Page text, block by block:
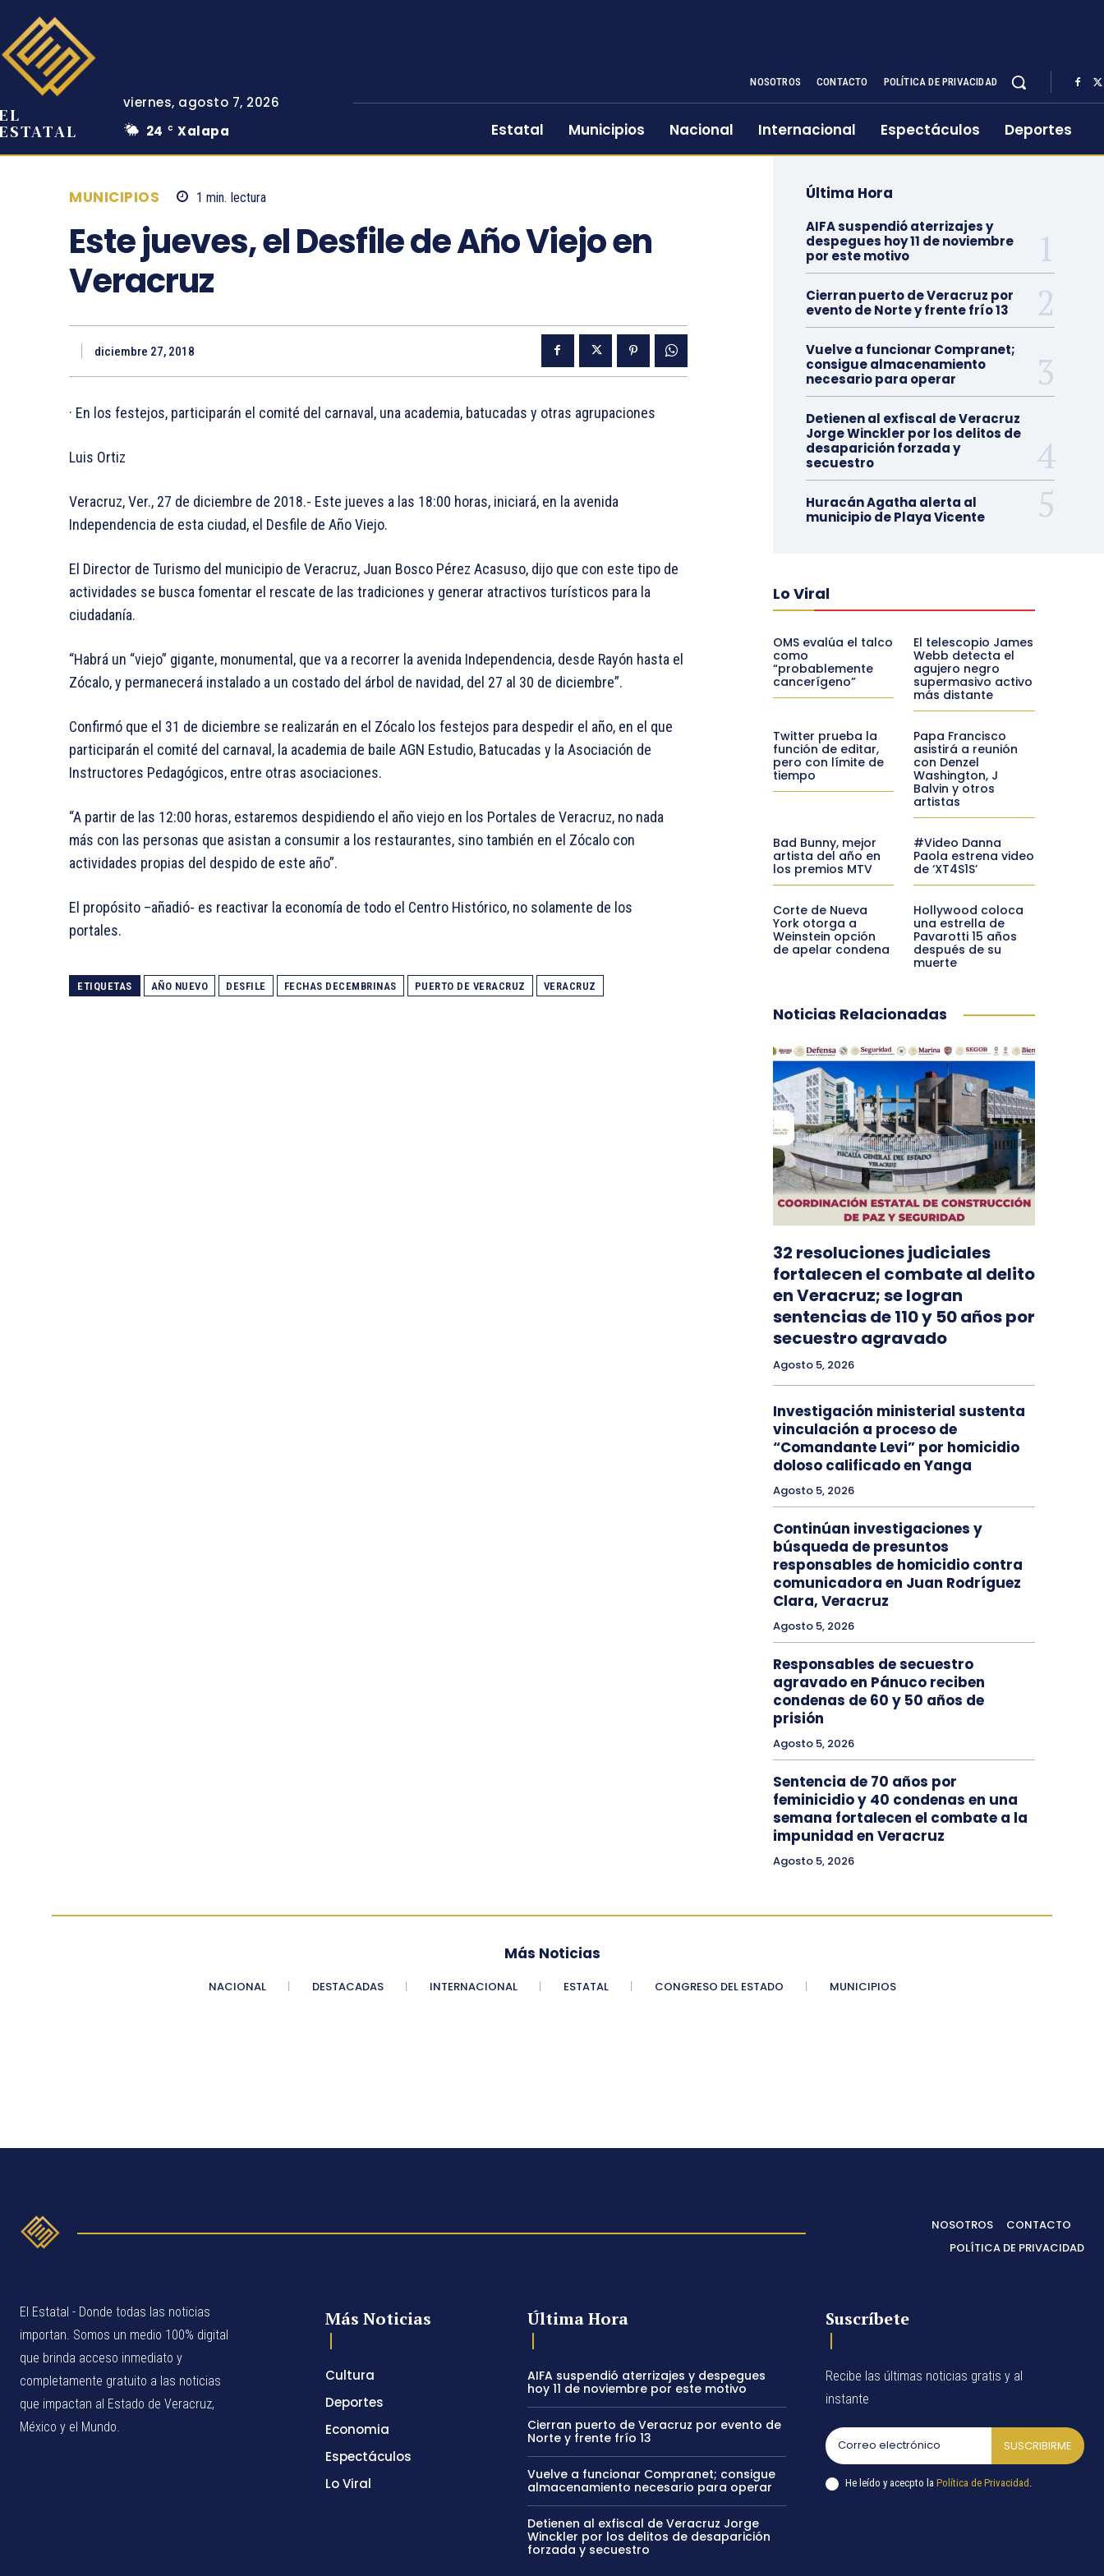
EL
ESTATAL
viernes, agosto 7, 2026
24
C Xalapa
NOSOTROS CONTACTO POLÍTICA DE PRIVACIDAD
Estatal Municipios Nacional Internacional Espectáculos Deportes
MUNICIPIOS 1 min. lectura
Este jueves, el Desfile de Año Viejo en
Veracruz
diciembre 27, 2018
· En los festejos, participarán el comité del carnaval, una academia, batucadas y otras agrupaciones
Luis Ortiz
Veracruz, Ver., 27 de diciembre de 2018.- Este jueves a las 18:00 horas, iniciará, en la avenida
Independencia de esta ciudad, el Desfile de Año Viejo.
El Director de Turismo del municipio de Veracruz, Juan Bosco Pérez Acasuso, dijo que con este tipo de
actividades se busca fomentar el rescate de las tradiciones y generar atractivos turísticos para la
ciudadanía.
“Habrá un “viejo” gigante, monumental, que va a recorrer la avenida Independencia, desde Rayón hasta el
Zócalo, y permanecerá instalado a un costado del árbol de navidad, del 27 al 30 de diciembre”.
Confirmó que el 31 de diciembre se realizarán en el Zócalo los festejos para despedir el año, en el que
participarán el comité del carnaval, la academia de baile AGN Estudio, Batucadas y la Asociación de
Instructores Pedagógicos, entre otras asociaciones.
“A partir de las 12:00 horas, estaremos despidiendo el año viejo en los Portales de Veracruz, no nada
más con las personas que asistan a consumir a los restaurantes, sino también en el Zócalo con
actividades propias del despido de este año”.
El propósito –añadió- es reactivar la economía de todo el Centro Histórico, no solamente de los
portales.
ETIQUETAS AÑO NUEVO DESFILE FECHAS DECEMBRINAS PUERTO DE VERACRUZ VERACRUZ
Última Hora
AIFA suspendió aterrizajes y
despegues hoy 11 de noviembre
por este motivo
Cierran puerto de Veracruz por
evento de Norte y frente frío 13
Vuelve a funcionar Compranet;
consigue almacenamiento
necesario para operar
Detienen al exfiscal de Veracruz
Jorge Winckler por los delitos de
desaparición forzada y
secuestro
Huracán Agatha alerta al
municipio de Playa Vicente
Lo Viral
OMS evalúa el talco
como
“probablemente
cancerígeno”
El telescopio James
Webb detecta el
agujero negro
supermasivo activo
más distante
Twitter prueba la
función de editar,
pero con límite de
tiempo
Papa Francisco
asistirá a reunión
con Denzel
Washington, J
Balvin y otros
artistas
Bad Bunny, mejor
artista del año en
los premios MTV
#Video Danna
Paola estrena video
de ‘XT4S1S’
Corte de Nueva
York otorga a
Weinstein opción
de apelar condena
Hollywood coloca
una estrella de
Pavarotti 15 años
después de su
muerte
Noticias Relacionadas
32 resoluciones judiciales
fortalecen el combate al delito
en Veracruz; se logran
sentencias de 110 y 50 años por
secuestro agravado
Agosto 5, 2026
Investigación ministerial sustenta
vinculación a proceso de
“Comandante Levi” por homicidio
doloso calificado en Yanga
Agosto 5, 2026
Continúan investigaciones y
búsqueda de presuntos
responsables de homicidio contra
comunicadora en Juan Rodríguez
Clara, Veracruz
Agosto 5, 2026
Responsables de secuestro
agravado en Pánuco reciben
condenas de 60 y 50 años de
prisión
Agosto 5, 2026
Sentencia de 70 años por
feminicidio y 40 condenas en una
semana fortalecen el combate a la
impunidad en Veracruz
Agosto 5, 2026
Más Noticias
NACIONAL DESTACADAS INTERNACIONAL ESTATAL CONGRESO DEL ESTADO MUNICIPIOS
NOSOTROS
CONTACTO
POLÍTICA DE PRIVACIDAD
El Estatal - Donde todas las noticias
importan. Somos un medio 100% digital
que brinda acceso inmediato y
completamente gratuito a las noticias
que impactan al Estado de Veracruz,
México y el Mundo.
Más Noticias
Cultura
Deportes
Economia
Espectáculos
Lo Viral
Última Hora
AIFA suspendió aterrizajes y despegues
hoy 11 de noviembre por este motivo
Cierran puerto de Veracruz por evento de
Norte y frente frío 13
Vuelve a funcionar Compranet; consigue
almacenamiento necesario para operar
Detienen al exfiscal de Veracruz Jorge
Winckler por los delitos de desaparición
forzada y secuestro
Suscríbete
Recibe las últimas noticias gratis y al
instante
SUSCRIBIRME
He leído y acecpto laPolítica de Privacidad .